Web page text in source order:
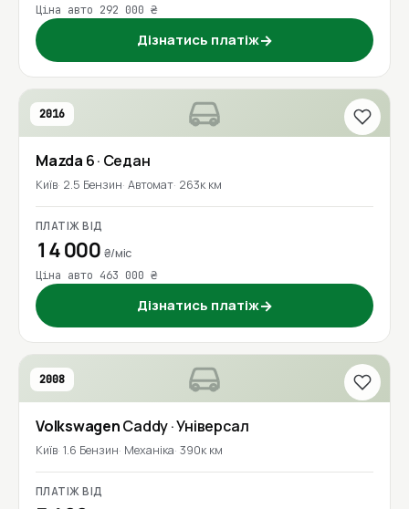
Ціна авто 292 000 ₴
Дізнатись платіж→
2016
Mazda 6· Седан
Київ 2.5 Бензин Автомат 263к км
ПЛАТІЖ ВІД
14 000 ₴/міс
Ціна авто 463 000 ₴
Дізнатись платіж→
2008
VolkswagenCaddy· Універсал
Київ 1.6 Бензин Механіка 390к км
ПЛАТІЖ ВІД